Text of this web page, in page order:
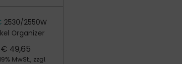
2530/2550W
Organizer
€ 49,65
MwSt., zzgl.